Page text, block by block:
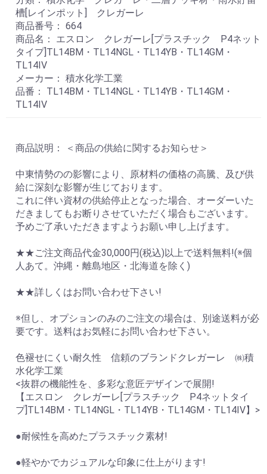
槽[レインポット] クレガーレ
商品番号： 664
商品名： エスロン クレガーレ[プラスチック P4ネット
タイプ]TL14BM・TL14NGL・TL14YB・TL14GM・
TL14IV
メーカー： 積水化学工業
品番： TL14BM・TL14NGL・TL14YB・TL14GM・
TL14IV
商品説明： ＜商品の供給に関するお知らせ＞
中東情勢のの影響により、原材料の価格の高騰、及び供
給に深刻な影響が生じております。
これに伴い資材の供給停止となった場合、オーダーいた
だきましてもお断りさせていただく場合もございます。
予めご了承いただきますようお願い申し上げます。
★★ご注文商品代金30,000円(税込)以上で送料無料!(※個
人あて。沖縄・離島地区・北海道を除く)
★★詳しくはお問い合わせ下さい!
※但し、オプションのみのご注文の場合は、別途送料が必
要です。送料はお気軽にお問い合わせ下さい。
色褪せにくい耐久性 信頼のブランドクレガーレ ㈱積
水化学工業
<抜群の機能性を、多彩な意匠デザインで展開!
【エスロン クレガーレ[プラスチック P4ネットタイ
プ]TL14BM・TL14NGL・TL14YB・TL14GM・TL14IV】>
●耐候性を高めたプラスチック素材!
●軽やかでカジュアルな印象に仕上がります!